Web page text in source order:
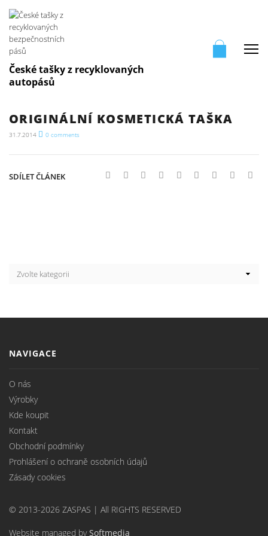
České tašky z recyklovaných
autopásů
ORIGINÁLNÍ KOSMETICKÁ TAŠKA
31.7.2014 0 comments
SDÍLET ČLÁNEK
NAVIGACE
O nás
Výrobky
Kde koupit
Kontakt
Obchodní podmínky
Prohlášení o ochraně osobních údajů
Zásady cookies
© 2013-2026 ZASPAS | All RIGHTS RESERVED
Website managed bySoftmedia